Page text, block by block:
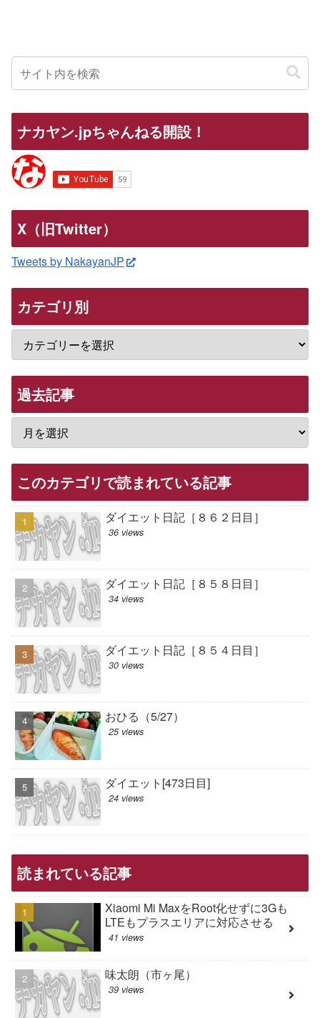
ナカヤン.jpちゃんねる開設！
X（旧Twitter）
Tweets by NakayanJP
カテゴリ別
過去記事
このカテゴリで読まれている記事
ダイエット日記［８６２日目］
36 views
ダイエット日記［８５８日目］
34 views
ダイエット日記［８５４日目］
30 views
おひる（5/27）
25 views
ダイエット[473日目]
24 views
読まれている記事
Xiaomi Mi MaxをRoot化せずに3Gも
LTEもプラスエリアに対応させる
41 views
味太朗（市ヶ尾）
39 views